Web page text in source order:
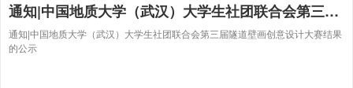
通知|中国地质大学（武汉）大学生社团联合会第三届隧道壁画创意设计大赛结果的公示
通知|中国地质大学（武汉）大学生社团联合会第三届隧道壁画创意设计大赛结果
的公示